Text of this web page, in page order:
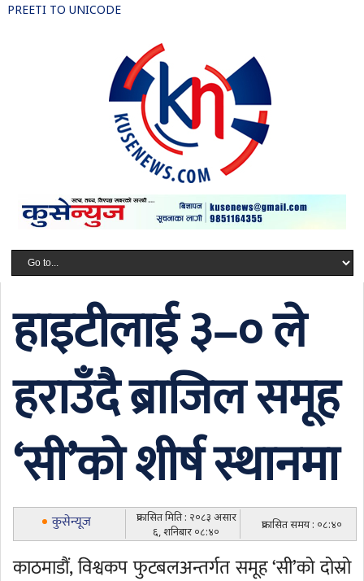
PREETI TO UNICODE
हाइटीलाई ३–० ले
हराउँदै ब्राजिल समूह
‘सी’को शीर्ष स्थानमा
कुसेन्यूज
प्रकासित मिति : २०८३ असार
६, शनिबार ०८:४०
प्रकासित समय : ०८:४०
काठमाडौं, विश्वकप फुटबलअन्तर्गत समूह ‘सी’को दोस्रो